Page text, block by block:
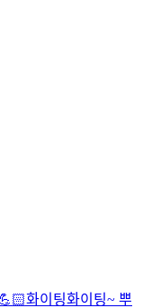
화이팅화이팅~ 뿌